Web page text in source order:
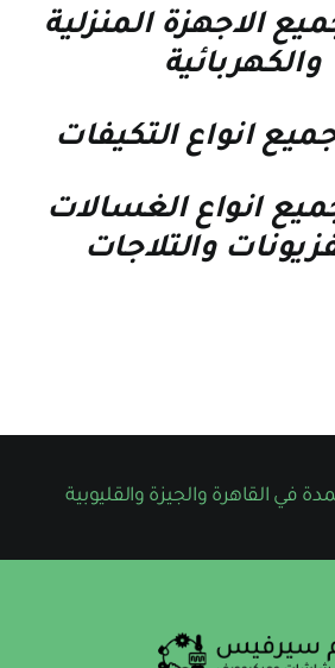
الاجهزة المنزلية
والكهربائية
انواع التكيفات
انواع الغسالات
والتلاجات
في القاهرة والجيزة والقليوبية